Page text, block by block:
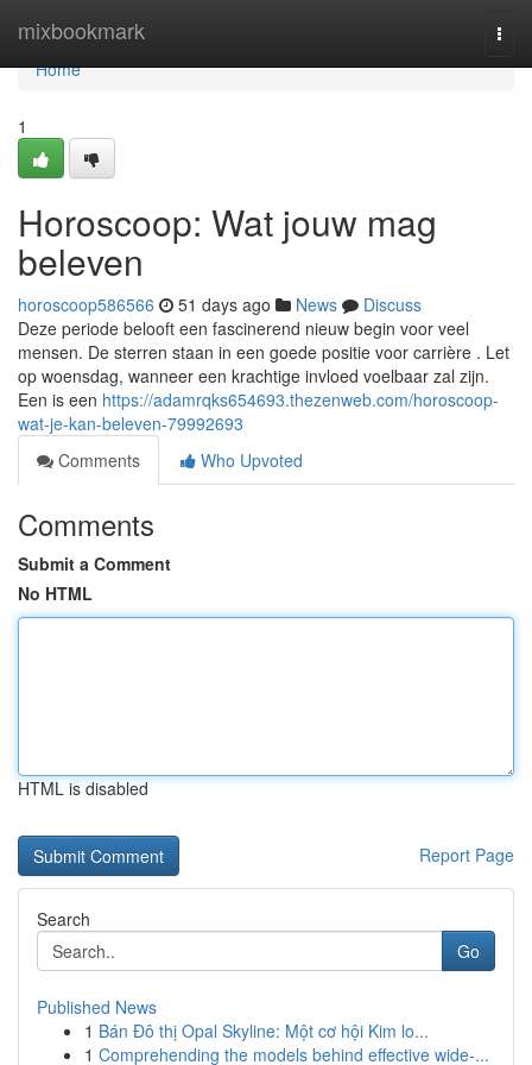
mixbookmark
Home
Home
1
Horoscoop: Wat jouw mag
beleven
horoscoop586566 51 days ago News
Discuss
Deze periode belooft een fascinerend nieuw begin voor veel
mensen. De sterren staan in een goede positie voor carrière . Let
op woensdag, wanneer een krachtige invloed voelbaar zal zijn.
Een is een https://adamrqks654693.thezenweb.com/horoscoop-
wat-je-kan-beleven-79992693
Comments
Who Upvoted
Comments
Submit a Comment
No HTML
HTML is disabled
Report Page
Search
Go
Published News
1 Bán Đô thị Opal Skyline: Một cơ hội Kim lo...
1 Comprehending the models behind effective wide-...